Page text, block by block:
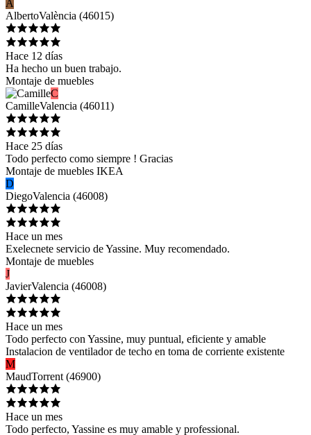
A
AlbertoValència (46015)
Hace 12 días
Ha hecho un buen trabajo.
Montaje de muebles
C
CamilleValencia (46011)
Hace 25 días
Todo perfecto como siempre ! Gracias
Montaje de muebles IKEA
D
DiegoValencia (46008)
Hace un mes
Exelecnete servicio de Yassine. Muy recomendado.
Montaje de muebles
J
JavierValencia (46008)
Hace un mes
Todo perfecto con Yassine, muy puntual, eficiente y amable
Instalacion de ventilador de techo en toma de corriente existente
M
MaudTorrent (46900)
Hace un mes
Todo perfecto, Yassine es muy amable y professional.